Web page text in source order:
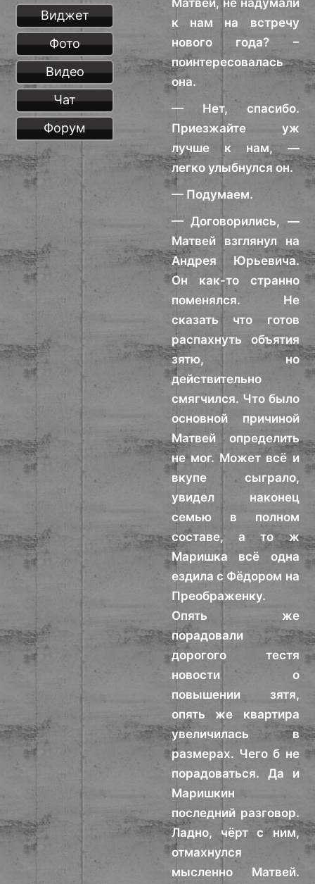
Матвей, не надумали
к нам на встречу
нового года? –
поинтересовалась
она.
— Нет, спасибо.
Приезжайте уж
лучше к нам, —
легко улыбнулся он.
— Подумаем.
— Договорились, —
Матвей взглянул на
Андрея Юрьевича.
Он как-то странно
поменялся. Не
сказать что готов
распахнуть объятия
зятю, но
действительно
смягчился. Что было
основной причиной
Матвей определить
не мог. Может всё и
вкупе сыграло,
увидел наконец
семью в полном
составе, а то ж
Маришка всё одна
ездила с Фёдором на
Преображенку.
Опять же
порадовали
дорогого тестя
новости о
повышении зятя,
опять же квартира
увеличилась в
размерах. Чего б не
порадоваться. Да и
Маришкин
последний разговор.
Ладно, чёрт с ним,
отмахнулся
мысленно Матвей.
Виджет
Фото
Видео
Чат
Форум